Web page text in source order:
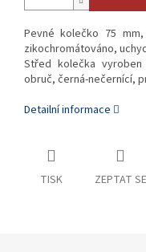
Pevné kolečko 75
zikochromátováno,
Střed kolečka
obruč, černá-nečernící,
Detailní informace
TISK ZEPTAT SE